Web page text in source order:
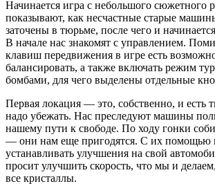
Начинается игра с небольшого сюжетного
показывают, как несчастные старые
заточены в тюрьме, после чего и
В начале нас знакомят с управлением.
клавиш передвижения в игре есть
балансировать, а также включать режим
бомбами, для чего выделены отдельные
Первая локация — это, собственно, и есть
надо убежать. Нас преследуют машины
нашему пути к свободе. По ходу гонки
— они нам еще пригодятся. С их
устанавливать улучшения на свой
просит улучшить скорость, что мы и
все кристаллы.